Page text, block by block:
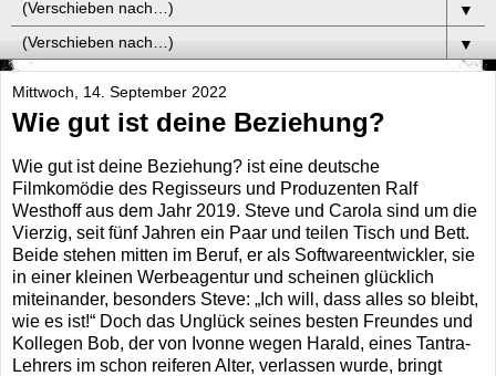
▼
▼
Mittwoch, 14. September 2022
Wie gut ist deine Beziehung?
Wie gut ist deine Beziehung? ist eine deutsche
Filmkomödie des Regisseurs und Produzenten Ralf
Westhoff aus dem Jahr 2019. Steve und Carola sind um die
Vierzig, seit fünf Jahren ein Paar und teilen Tisch und Bett.
Beide stehen mitten im Beruf, er als Softwareentwickler, sie
in einer kleinen Werbeagentur und scheinen glücklich
miteinander, besonders Steve: „Ich will, dass alles so bleibt,
wie es ist!“ Doch das Unglück seines besten Freundes und
Kollegen Bob, der von Ivonne wegen Harald, eines Tantra-
Lehrers im schon reiferen Alter, verlassen wurde, bringt